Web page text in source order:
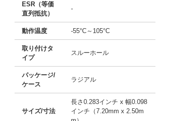
ESR（等価
直列抵抗）
-
動作温度 -55°C～105°C
取り付けタ
イプ
スルーホール
パッケージ/
ケース
ラジアル
サイズ/寸法
長さ0.283インチ x 幅0.098
インチ（7.20mm x 2.50m